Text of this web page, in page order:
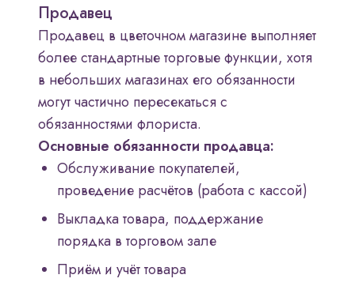
Продавец
Продавец в цветочном магазине выполняет
более стандартные торговые функции, хотя
в небольших магазинах его обязанности
могут частично пересекаться с
обязанностями флориста.
Основные обязанности продавца:
Обслуживание покупателей,
проведение расчётов (работа с кассой)
Выкладка товара, поддержание
порядка в торговом зале
Приём и учёт товара